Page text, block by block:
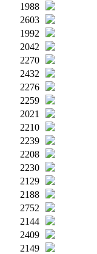
1988
2603
1992
2042
2270
2432
2276
2259
2021
2210
2239
2208
2230
2129
2188
2752
2144
2409
2149